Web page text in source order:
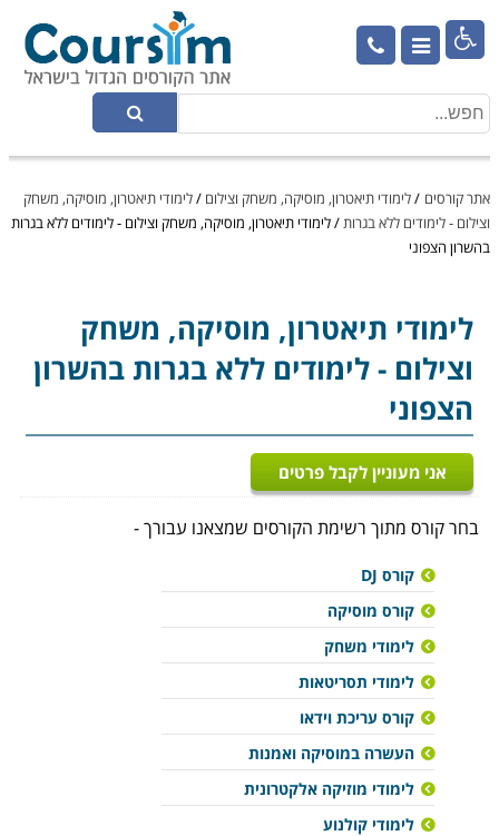

אתר קורסים /לימודי תיאטרון, מוסיקה, משחק וצילום /לימודי תיאטרון, מוסיקה, משחק
וצילום - לימודים ללא בגרות/לימודי תיאטרון, מוסיקה, משחק וצילום - לימודים ללא בגרות
בהשרון הצפוני
לימודי תיאטרון, מוסיקה, משחק
וצילום - לימודים ללא בגרות בהשרון
הצפוני
אני מעוניין לקבל פרטים
בחר קורס מתוך רשימת הקורסים שמצאנו עבורך -
קורס DJ
קורס מוסיקה
לימודי משחק
לימודי תסריטאות
קורס עריכת וידאו
העשרה במוסיקה ואמנות
לימודי מוזיקה אלקטרונית
לימודי קולנוע